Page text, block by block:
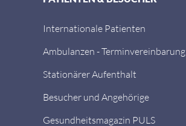
Internationale Patienten
Ambulanzen - Terminvereinbarung
Stationärer Aufenthalt
Besucher und Angehörige
Gesundheitsmagazin PULS